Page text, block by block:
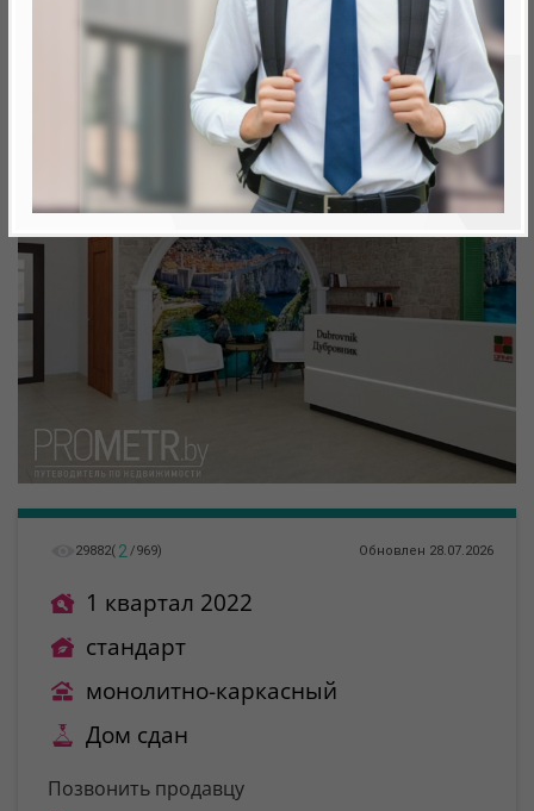
Минск, Октябрьский, ул. Аэродромная
метро «Ковальская Слобода», 566 м
29882( 2 /969) Обновлен 28.07.2026
1 квартал 2022
стандарт
монолитно-каркасный
Дом сдан
Позвонить продавцу